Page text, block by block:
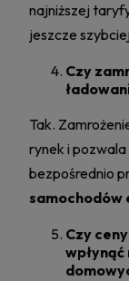
najniższej
jeszcze
Czy
Tak.
rynek i
bezpośrednio
Czy